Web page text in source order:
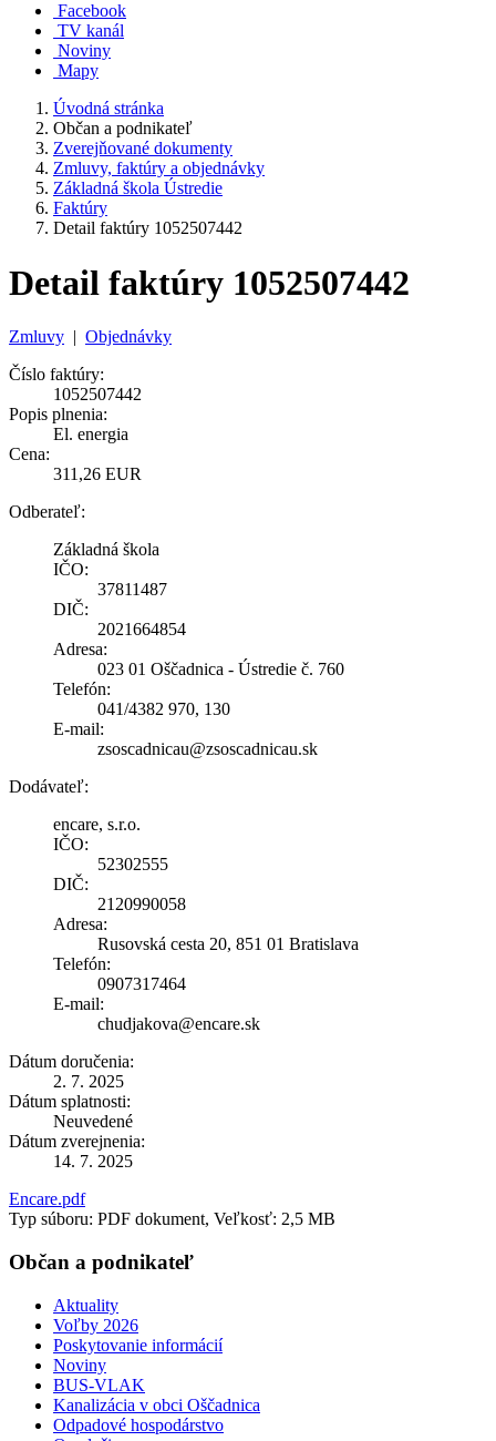
Facebook
TV kanál
Noviny
Mapy
Úvodná stránka
Občan a podnikateľ
Zverejňované dokumenty
Zmluvy, faktúry a objednávky
Základná škola Ústredie
Faktúry
Detail faktúry 1052507442
Detail faktúry 1052507442
Zmluvy | Objednávky
Číslo faktúry:
1052507442
Popis plnenia:
El. energia
Cena:
311,26 EUR
Odberateľ:
Základná škola
IČO:
37811487
DIČ:
2021664854
Adresa:
023 01 Oščadnica - Ústredie č. 760
Telefón:
041/4382 970, 130
E-mail:
zsoscadnicau@zsoscadnicau.sk
Dodávateľ:
encare, s.r.o.
IČO:
52302555
DIČ:
2120990058
Adresa:
Rusovská cesta 20, 851 01 Bratislava
Telefón:
0907317464
E-mail:
chudjakova@encare.sk
Dátum doručenia:
2. 7. 2025
Dátum splatnosti:
Neuvedené
Dátum zverejnenia:
14. 7. 2025
Encare.pdf
Typ súboru: PDF dokument, Veľkosť: 2,5 MB
Občan a podnikateľ
Aktuality
Voľby 2026
Poskytovanie informácií
Noviny
BUS-VLAK
Kanalizácia v obci Oščadnica
Odpadové hospodárstvo